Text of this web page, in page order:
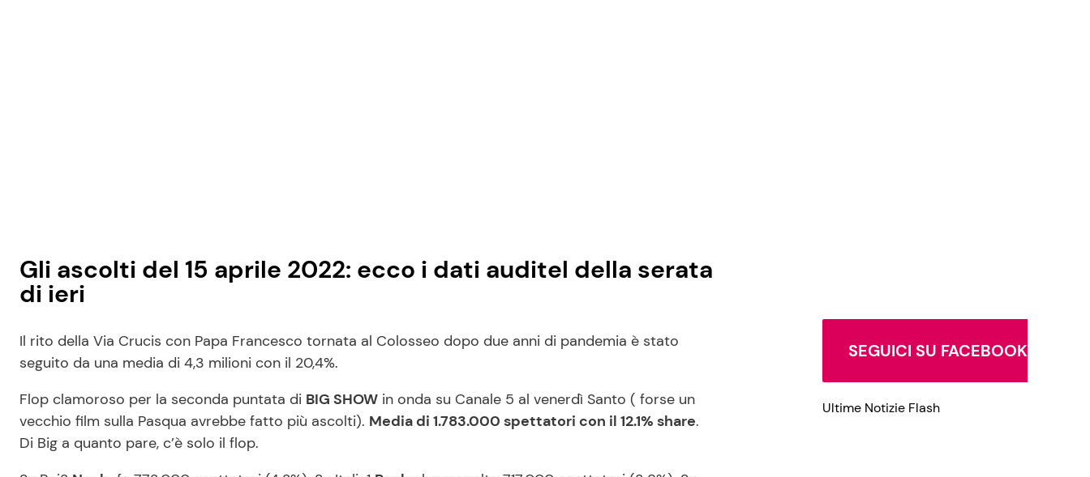
Gli ascolti del 15 aprile 2022: ecco i dati auditel della serata
di ieri
Il rito della Via Crucis con Papa Francesco tornata al Colosseo dopo due anni di pandemia è stato
seguito da una media di 4,3 milioni con il 20,4%.
Flop clamoroso per la seconda puntata di BIG SHOW in onda su Canale 5 al venerdì Santo ( forse un
vecchio film sulla Pasqua avrebbe fatto più ascolti). Media di 1.783.000 spettatori con il 12.1% share.
Di Big a quanto pare, c’è solo il flop.
SEGUICI SU FACEBOOK
Ultime Notizie Flash